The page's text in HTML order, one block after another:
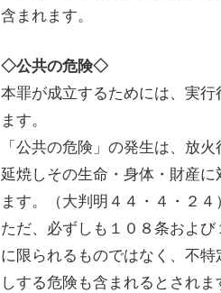
含まれます。
◇公共の危険◇
本罪が成立するためには、実
ます。
「公共の危険」の発生は、放
延焼しその生命・身体・財産
ます。（大判明４４・４・２４）
ただ、必ずしも１０８条およ
に限られるものではなく、不
しする危険も含まれるとされま